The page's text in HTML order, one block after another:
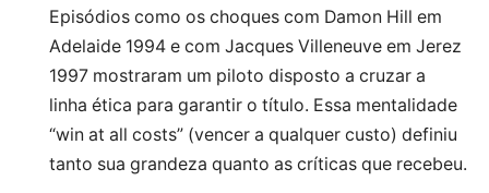
Episódios como os choques com Damon Hill em
Adelaide 1994 e com Jacques Villeneuve em Jerez
1997 mostraram um piloto disposto a cruzar a
linha ética para garantir o título. Essa mentalidade
“win at all costs” (vencer a qualquer custo) definiu
tanto sua grandeza quanto as críticas que recebeu.